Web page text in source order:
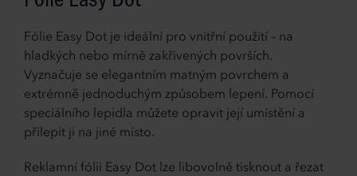
Fólie Easy Dot je ideální pro vnitřní použití – na
hladkých nebo mírně zakřivených površích.
Vyznačuje se elegantním matným povrchem a
extrémně jednoduchým způsobem lepení. Pomocí
speciálního lepidla můžete opravit její umístění a
přilepit ji na jiné místo.
Reklamní fólii Easy Dot lze libovolně tisknout a řezat